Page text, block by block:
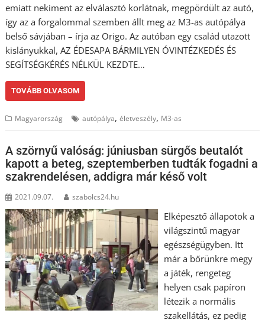
emiatt nekiment az elválasztó korlátnak, megpördült az autó,
így az a forgalommal szemben állt meg az M3-as autópálya
belső sávjában – írja az Origo. Az autóban egy család utazott
kislányukkal, AZ ÉDESAPA BÁRMILYEN ÓVINTÉZKEDÉS ÉS
SEGÍTSÉGKÉRÉS NÉLKÜL KEZDTE…
TOVÁBB OLVASOM
Magyarország autópálya,életveszély, M3-as
A szörnyű valóság: júniusban sürgős beutalót
kapott a beteg, szeptemberben tudták fogadni a
szakrendelésen, addigra már késő volt
2021.09.07. szabolcs24.hu
Elképesztő állapotok a
világszintű magyar
egészségügyben. Itt
már a bőrünkre megy
a játék, rengeteg
helyen csak papíron
létezik a normális
szakellátás, ez pedig